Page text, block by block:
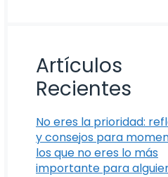
Artículos
Recientes
No eres la prioridad:
y consejos para
los que no eres lo más
importante para